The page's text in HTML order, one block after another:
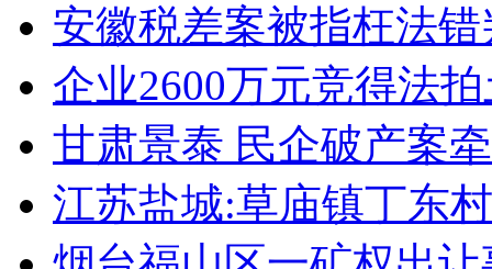
安徽税差案被指枉法
企业2600万元竞得法
甘肃景泰 民企破产案
江苏盐城:草庙镇丁东